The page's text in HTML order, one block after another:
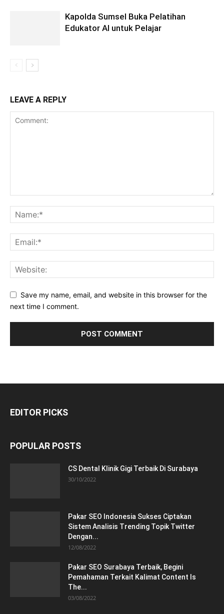
Kapolda Sumsel Buka Pelatihan
Edukator AI untuk Pelajar
LEAVE A REPLY
Save my name, email, and website in this browser for the
next time I comment.
EDITOR PICKS
POPULAR POSTS
CS Dental Klinik Gigi Terbaik Di Surabaya
30/10/2022
Pakar SEO Indonesia Sukses Ciptakan
Sistem Analisis Trending Topik Twitter
Dengan...
12/08/2022
Pakar SEO Surabaya Terbaik, Begini
Pemahaman Terkait Kalimat Content Is
The...
03/08/2022